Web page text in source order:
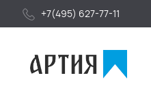
+7(495) 627-77-11